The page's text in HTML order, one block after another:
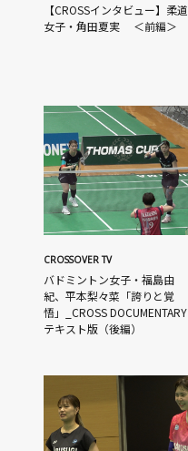
【CROSSインタビュー】柔道
女子・角田夏実 ＜前編＞
CROSSOVER TV
バドミントン女子・福島由
紀、平本梨々菜「誇りと覚
悟」_CROSS DOCUMENTARY
テキスト版（後編）